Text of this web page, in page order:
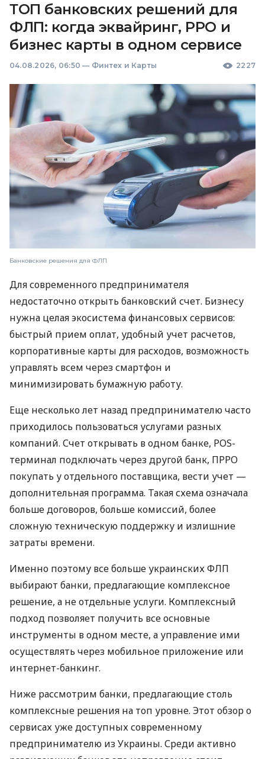
ТОП банковских решений для
ФЛП: когда эквайринг, РРО и
бизнес карты в одном сервисе
04.08.2026, 06:50 — Финтех и Карты 2227
Банковские решения для ФЛП
Для современного предпринимателя
недостаточно открыть банковский счет. Бизнесу
нужна целая экосистема финансовых сервисов:
быстрый прием оплат, удобный учет расчетов,
корпоративные карты для расходов, возможность
управлять всем через смартфон и
минимизировать бумажную работу.
Еще несколько лет назад предпринимателю часто
приходилось пользоваться услугами разных
компаний. Счет открывать в одном банке, POS-
терминал подключать через другой банк, ПРРО
покупать у отдельного поставщика, вести учет —
дополнительная программа. Такая схема означала
больше договоров, больше комиссий, более
сложную техническую поддержку и излишние
затраты времени.
Именно поэтому все больше украинских ФЛП
выбирают банки, предлагающие комплексное
решение, а не отдельные услуги. Комплексный
подход позволяет получить все основные
инструменты в одном месте, а управление ими
осуществлять через мобильное приложение или
интернет-банкинг.
Ниже рассмотрим банки, предлагающие столь
комплексные решения на топ уровне. Этот обзор о
сервисах уже доступных современному
предпринимателю из Украины. Среди активно